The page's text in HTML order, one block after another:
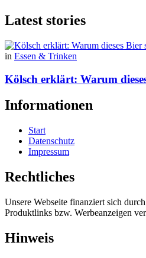
Latest stories
in Essen & Trinken
Kölsch erklärt: Warum
Informationen
Start
Datenschutz
Impressum
Rechtliches
Unsere Webseite finanziert sich
Produktlinks bzw. Werbeanzeigen
Hinweis